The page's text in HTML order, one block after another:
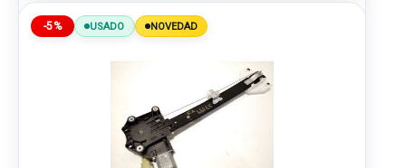
-5% USADO NOVEDAD